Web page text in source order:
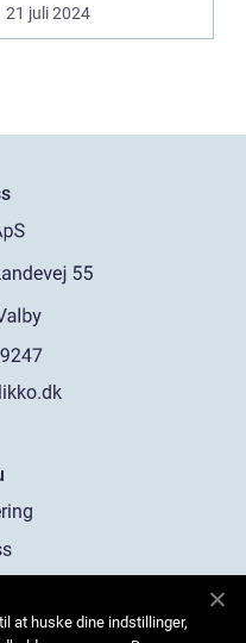
21 juli 2024
oss
at huske dine indstillinger,